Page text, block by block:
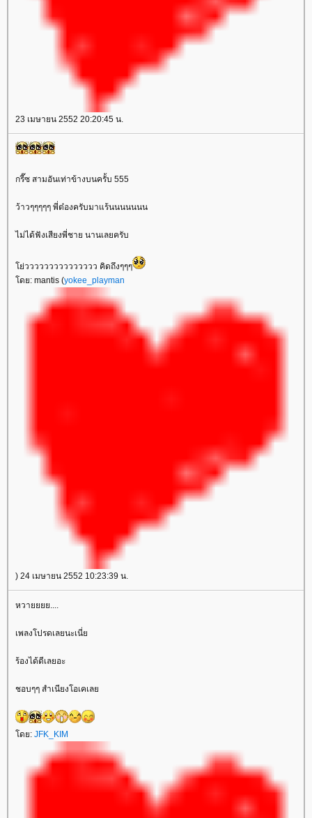
23 เมษายน 2552 20:20:45 น.
กรี๊ซ สามอันเท่าข้างบนครั้บ 555
ว้าวๆๆๆๆๆ พี่ต๋องครับมาแร้นนนนนนน
ไม่ได้ฟังเสียงพี่ชาย นานเลยครับ
่ววววววววววววววว คิดถึงๆๆๆ
ดย: mantis (yokee_playman
) 24 เมษายน 2552 10:23:39 น.
หวายยยย....
เพลงโปรดเลยนะเนี่
ร้องได้ดีเลยอะ
ชอบๆๆ สำเนียงโอเคเล
ดย: JFK_KIM